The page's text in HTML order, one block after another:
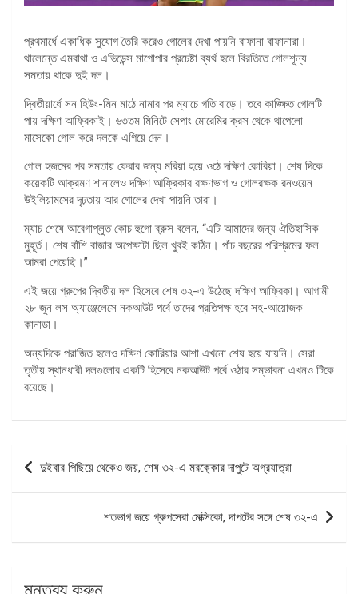
প্রথমার্ধে একাধিক সুযোগ তৈরি করেও গোলের দেখা পায়নি বাফানা বাফানারা।
থালেন্তে এমবাথা ও এভিডেন্স মাগোপার প্রচেষ্টা ব্যর্থ হলে বিরতিতে গোলশূন্য
সমতায় থাকে দুই দল।
দ্বিতীয়ার্ধে সন হিউং-মিন মাঠে নামার পর ম্যাচে গতি বাড়ে। তবে কাঙ্ক্ষিত গোলটি
পায় দক্ষিণ আফ্রিকাই। ৬৩তম মিনিটে সেপাং মোরেমির ক্রস থেকে থাপেলো
মাসেকো গোল করে দলকে এগিয়ে দেন।
গোল হজমের পর সমতায় ফেরার জন্য মরিয়া হয়ে ওঠে দক্ষিণ কোরিয়া। শেষ দিকে
কয়েকটি আক্রমণ শানালেও দক্ষিণ আফ্রিকার রক্ষণভাগ ও গোলরক্ষক রনওয়েন
উইলিয়ামসের দৃঢ়তায় আর গোলের দেখা পায়নি তারা।
ম্যাচ শেষে আবেগাপ্লুত কোচ হুগো ব্রুস বলেন, “এটি আমাদের জন্য ঐতিহাসিক
মুহূর্ত। শেষ বাঁশি বাজার অপেক্ষাটা ছিল খুবই কঠিন। পাঁচ বছরের পরিশ্রমের ফল
আমরা পেয়েছি।”
এই জয়ে গ্রুপের দ্বিতীয় দল হিসেবে শেষ ৩২-এ উঠেছে দক্ষিণ আফ্রিকা। আগামী
২৮ জুন লস অ্যাঞ্জেলেসে নকআউট পর্বে তাদের প্রতিপক্ষ হবে সহ-আয়োজক
কানাডা।
অন্যদিকে পরাজিত হলেও দক্ষিণ কোরিয়ার আশা এখনো শেষ হয়ে যায়নি। সেরা
তৃতীয় স্থানধারী দলগুলোর একটি হিসেবে নকআউট পর্বে ওঠার সম্ভাবনা এখনও টিকে
রয়েছে।
পোস্ট
ন্যাভিগেশন
দুইবার পিছিয়ে থেকেও জয়, শেষ ৩২-এ মরক্কোর দাপুটে অগ্রযাত্রা
শতভাগ জয়ে গ্রুপসেরা মেক্সিকো, দাপটের সঙ্গে শেষ ৩২-এ